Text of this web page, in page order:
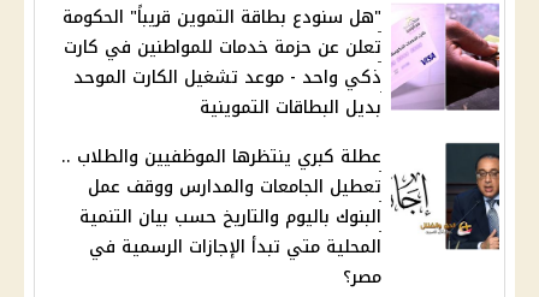
"هل سنودع بطاقة التموين قريباً" الحكومة
تعلن عن حزمة خدمات للمواطنين في كارت
ذكي واحد - موعد تشغيل الكارت الموحد
بديل البطاقات التموينية
عطلة كبري ينتظرها الموظفيين والطلاب ..
تعطيل الجامعات والمدارس ووقف عمل
البنوك باليوم والتاريخ حسب بيان التنمية
المحلية متي تبدأ الإجازات الرسمية في
مصر؟